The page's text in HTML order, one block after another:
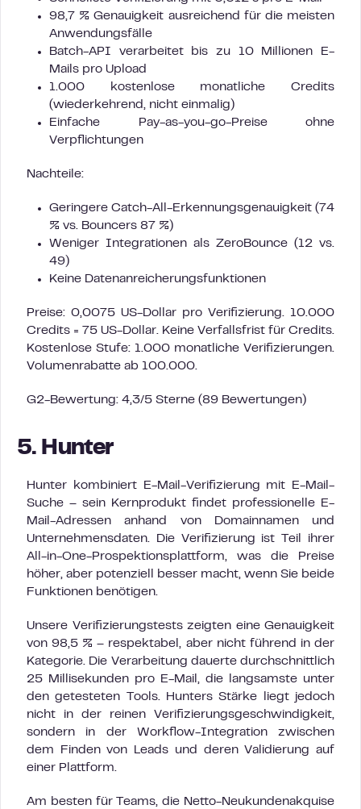
98,7 % Genauigkeit ausreichend für die meisten
Anwendungsfälle
Batch-API verarbeitet bis zu 10 Millionen E-
Mails pro Upload
1.000 kostenlose monatliche Credits
(wiederkehrend, nicht einmalig)
Einfache Pay-as-you-go-Preise ohne
Verpflichtungen
Nachteile:
Geringere Catch-All-Erkennungsgenauigkeit (74
% vs. Bouncers 87 %)
Weniger Integrationen als ZeroBounce (12 vs.
49)
Keine Datenanreicherungsfunktionen
Preise: 0,0075 US-Dollar pro Verifizierung. 10.000
Credits = 75 US-Dollar. Keine Verfallsfrist für Credits.
Kostenlose Stufe: 1.000 monatliche Verifizierungen.
Volumenrabatte ab 100.000.
G2-Bewertung: 4,3/5 Sterne (89 Bewertungen)
5. Hunter
Hunter kombiniert E-Mail-Verifizierung mit E-Mail-
Suche – sein Kernprodukt findet professionelle E-
Mail-Adressen anhand von Domainnamen und
Unternehmensdaten. Die Verifizierung ist Teil ihrer
All-in-One-Prospektionsplattform, was die Preise
höher, aber potenziell besser macht, wenn Sie beide
Funktionen benötigen.
Unsere Verifizierungstests zeigten eine Genauigkeit
von 98,5 % – respektabel, aber nicht führend in der
Kategorie. Die Verarbeitung dauerte durchschnittlich
25 Millisekunden pro E-Mail, die langsamste unter
den getesteten Tools. Hunters Stärke liegt jedoch
nicht in der reinen Verifizierungsgeschwindigkeit,
sondern in der Workflow-Integration zwischen
dem Finden von Leads und deren Validierung auf
einer Plattform.
Am besten für Teams, die Netto-Neukundenakquise